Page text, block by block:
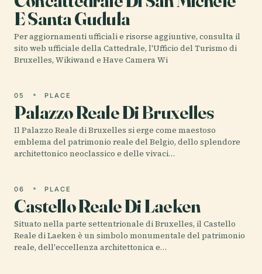
E Santa Gudula
Per aggiornamenti ufficiali e risorse aggiuntive, consulta il
sito web ufficiale della Cattedrale, l'Ufficio del Turismo di
Bruxelles, Wikiwand e Have Camera Wi
05 PLACE
Palazzo Reale Di Bruxelles
Il Palazzo Reale di Bruxelles si erge come maestoso
emblema del patrimonio reale del Belgio, dello splendore
architettonico neoclassico e delle vivaci…
06 PLACE
Castello Reale Di Laeken
Situato nella parte settentrionale di Bruxelles, il Castello
Reale di Laeken è un simbolo monumentale del patrimonio
reale, dell'eccellenza architettonica e…